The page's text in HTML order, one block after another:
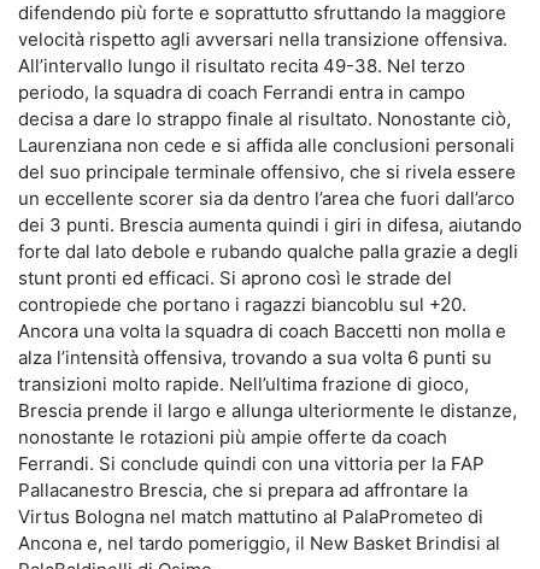
difendendo più forte e soprattutto sfruttando la maggiore
velocità rispetto agli avversari nella transizione offensiva.
All’intervallo lungo il risultato recita 49-38. Nel terzo
periodo, la squadra di coach Ferrandi entra in campo
decisa a dare lo strappo finale al risultato. Nonostante ciò,
Laurenziana non cede e si affida alle conclusioni personali
del suo principale terminale offensivo, che si rivela essere
un eccellente scorer sia da dentro l’area che fuori dall’arco
dei 3 punti. Brescia aumenta quindi i giri in difesa, aiutando
forte dal lato debole e rubando qualche palla grazie a degli
stunt pronti ed efficaci. Si aprono così le strade del
contropiede che portano i ragazzi biancoblu sul +20.
Ancora una volta la squadra di coach Baccetti non molla e
alza l’intensità offensiva, trovando a sua volta 6 punti su
transizioni molto rapide. Nell’ultima frazione di gioco,
Brescia prende il largo e allunga ulteriormente le distanze,
nonostante le rotazioni più ampie offerte da coach
Ferrandi. Si conclude quindi con una vittoria per la FAP
Pallacanestro Brescia, che si prepara ad affrontare la
Virtus Bologna nel match mattutino al PalaPrometeo di
Ancona e, nel tardo pomeriggio, il New Basket Brindisi al